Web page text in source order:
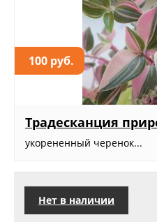
100 руб.
Традесканция
укорененный черенок...
Нет в наличии